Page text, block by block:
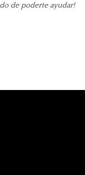
de poderte ayudar!